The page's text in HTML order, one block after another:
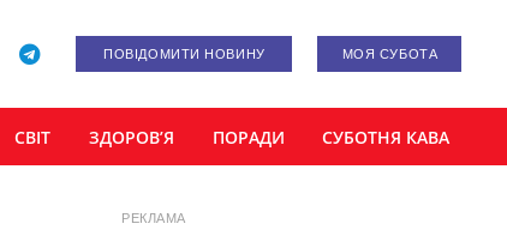
ПОВІДОМИТИ НОВИНУ МОЯ СУБОТА
СВІТ ЗДОРОВ’Я ПОРАДИ СУБОТНЯ КАВА
РЕКЛАМА